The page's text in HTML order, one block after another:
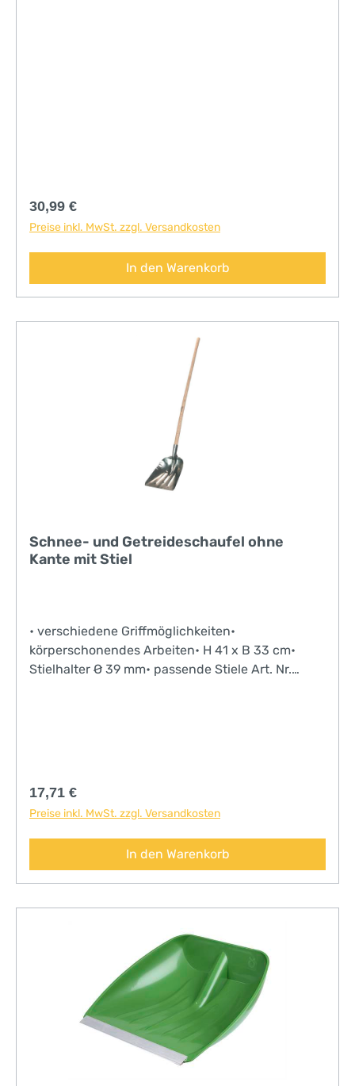
Regulärer Preis:
30,99 €
Preise inkl. MwSt. zzgl. Versandkosten
In den Warenkorb
Schnee- und Getreideschaufel ohne
Kante mit Stiel
• verschiedene Griffmöglichkeiten•
körperschonendes Arbeiten• H 41 x B 33 cm•
Stielhalter Ø 39 mm• passende Stiele Art. Nr.
Regulärer Preis:
17,71 €
Preise inkl. MwSt. zzgl. Versandkosten
In den Warenkorb